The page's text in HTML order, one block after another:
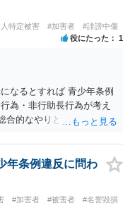
特定被害 #加害者 #誹謗中傷
役にたった 1
なるとすれば 青少年条例
為・非行助長行為が考え
合的なやりとりの内容で判
年条例違反に問わ
#加害者 #被害者 #名誉毀損